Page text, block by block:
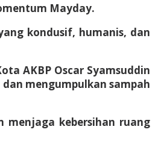
Mayday.
kondusif, humanis, dan
AKBP Oscar Syamsuddin
mengumpulkan sampah
kebersihan ruang